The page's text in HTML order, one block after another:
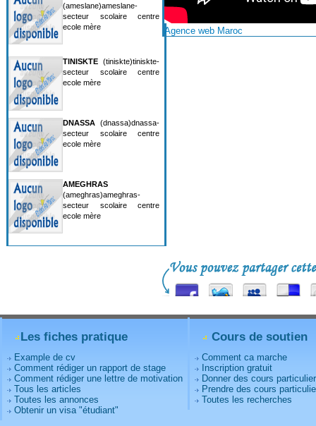
(ameslane)ameslane-
secteur scolaire centre
ecole mère
TINISKTE (tiniskte)tiniskte-
secteur scolaire centre
ecole mère
DNASSA (dnassa)dnassa-
secteur scolaire centre
ecole mère
AMEGHRAS
(ameghras)ameghras-
secteur scolaire centre
ecole mère
Agence web Maroc
Les fiches pratique
Example de cv
Comment rédiger un rapport de stage
Comment rédiger une lettre de motivation
Tous les articles
Toutes les annonces
Obtenir un visa "étudiant"
Cours de soutien
Comment ca marche
Inscription gratuit
Donner des cours
Prendre des cours
Toutes les recherches